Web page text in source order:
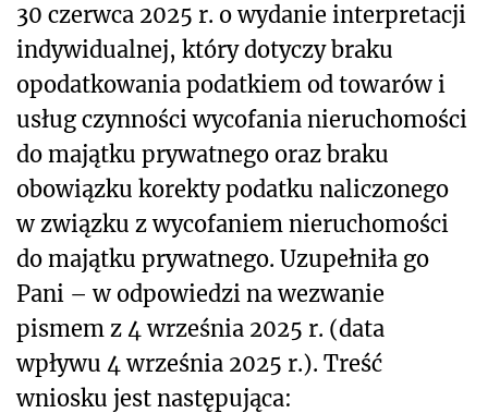
30 czerwca 2025 r. o wydanie interpretacji
indywidualnej, który dotyczy braku
opodatkowania podatkiem od towarów i
usług czynności wycofania nieruchomości
do majątku prywatnego oraz braku
obowiązku korekty podatku naliczonego
w związku z wycofaniem nieruchomości
do majątku prywatnego. Uzupełniła go
Pani – w odpowiedzi na wezwanie
pismem z 4 września 2025 r. (data
wpływu 4 września 2025 r.). Treść
wniosku jest następująca: